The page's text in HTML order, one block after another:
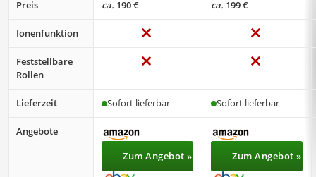
Preis ca. 190 € ca. 199 €
Ionenfunktion
Feststellbare
Rollen
Lieferzeit Sofort lieferbar Sofort lieferbar
Angebote
Zum Angebot »
Zum Angebot »